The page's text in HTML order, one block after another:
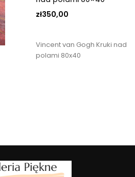
zł350,00
Vincent van Gogh Kruki nad
polami 80x40